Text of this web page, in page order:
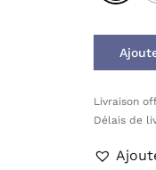
Livraison
Délais de